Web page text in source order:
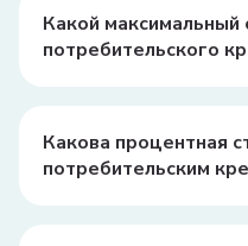
Какой максимальный
потребительского
Какова процентная
потребительским